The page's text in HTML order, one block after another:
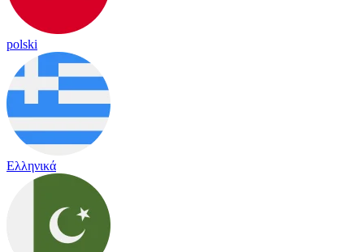
polski
Ελληνικά